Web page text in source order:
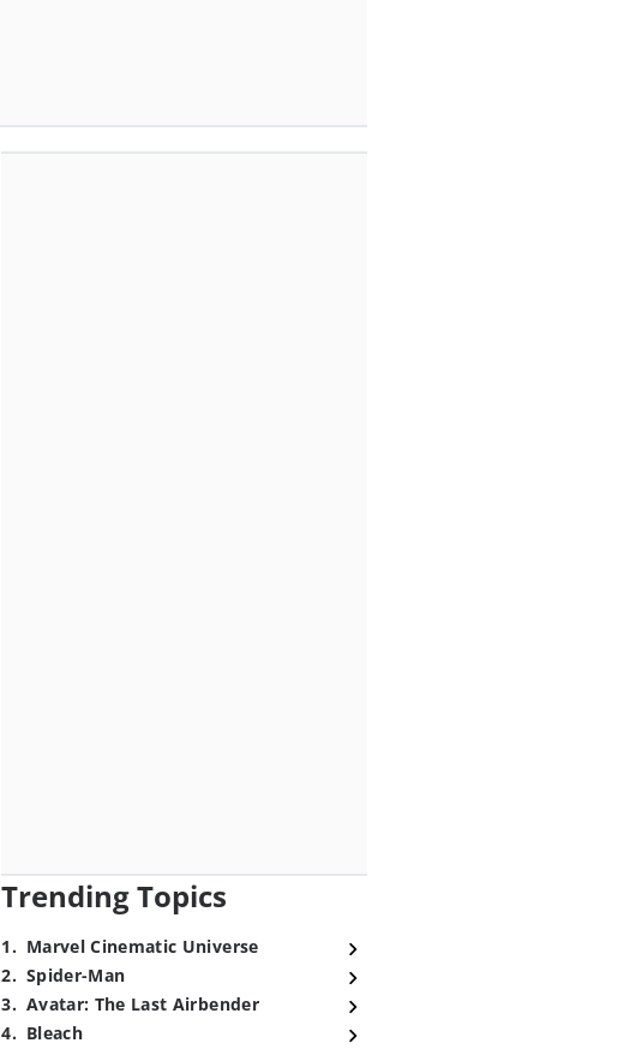
Trending Topics
1. Marvel Cinematic Universe
2. Spider-Man
3. Avatar: The Last Airbender
4. Bleach